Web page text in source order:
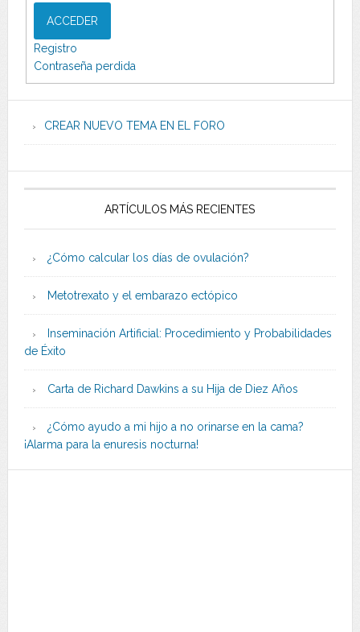
ACCEDER
Registro
Contraseña perdida
CREAR NUEVO TEMA EN EL FORO
ARTÍCULOS MÁS RECIENTES
¿Cómo calcular los días de ovulación?
Metotrexato y el embarazo ectópico
Inseminación Artificial: Procedimiento y Probabilidades
de Éxito
Carta de Richard Dawkins a su Hija de Diez Años
¿Cómo ayudo a mi hijo a no orinarse en la cama?
¡Alarma para la enuresis nocturna!